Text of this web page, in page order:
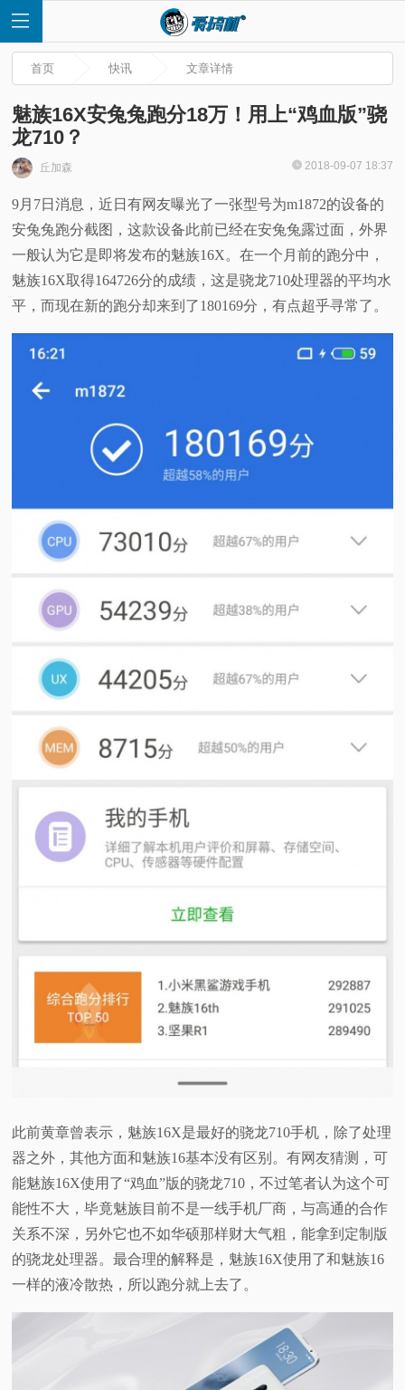
首
页
快
讯
首页 快讯 文章详情
魅族16X安兔兔跑分18万！用上“鸡血版”骁
龙710？
丘加森 2018-09-07 18:37
9月7日消息，近日有网友曝光了一张型号为m1872的设备的
安兔兔跑分截图，这款设备此前已经在安兔兔露过面，外界
一般认为它是即将发布的魅族16X。在一个月前的跑分中，
魅族16X取得164726分的成绩，这是骁龙710处理器的平均水
平，而现在新的跑分却来到了180169分，有点超乎寻常了。
此前黄章曾表示，魅族16X是最好的骁龙710手机，除了处理
器之外，其他方面和魅族16基本没有区别。有网友猜测，可
能魅族16X使用了“鸡血”版的骁龙710，不过笔者认为这个可
能性不大，毕竟魅族目前不是一线手机厂商，与高通的合作
关系不深，另外它也不如华硕那样财大气粗，能拿到定制版
的骁龙处理器。最合理的解释是，魅族16X使用了和魅族16
一样的液冷散热，所以跑分就上去了。